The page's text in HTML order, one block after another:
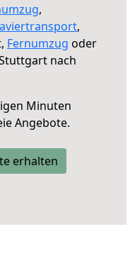
,
,
Fernumzug oder
nach
Minuten
Angebote.
erhalten